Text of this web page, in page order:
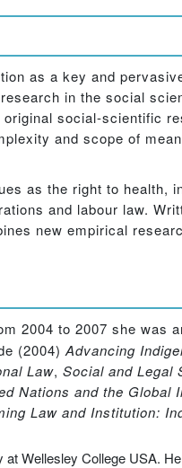
as a key and
in the social
social-scientific
and scope of
as the right to health,
and labour law.
new empirical
2004 to 2007 she was
(2004) Advancing
Law, Social and Legal
Nations and the Global
Law and Institution:
Wellesley College USA.